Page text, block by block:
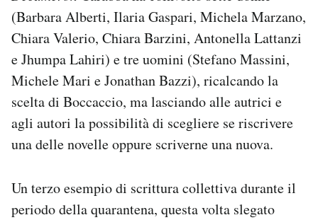
(Barbara Alberti, Ilaria Gaspari, Michela Marzano,
Chiara Valerio, Chiara Barzini, Antonella Lattanzi
e Jhumpa Lahiri) e tre uomini (Stefano Massini,
Michele Mari e Jonathan Bazzi), ricalcando la
scelta di Boccaccio, ma lasciando alle autrici e
agli autori la possibilità di scegliere se riscrivere
una delle novelle oppure scriverne una nuova.
Un terzo esempio di scrittura collettiva durante il
periodo della quarantena, questa volta slegato